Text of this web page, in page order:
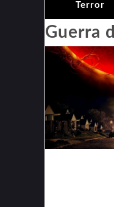
Terror
Guerra